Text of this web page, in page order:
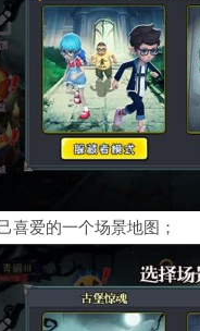
喜爱的一个场景地图；